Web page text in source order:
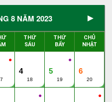
8 NĂM 2023 ►
THỨ
SÁU
THỨ
BẨY
CHỦ
NHẬT
●
4
18
●
5
19
6
20
● ●